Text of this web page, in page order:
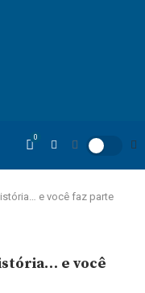
0
e você faz parte
e você